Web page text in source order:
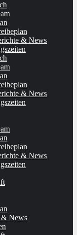
& News
& News
& News
& News